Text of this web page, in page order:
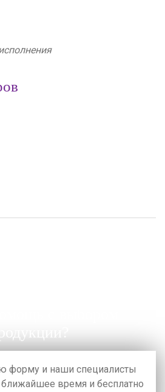
форму и наши специалисты
ближайшее время и бесплатно